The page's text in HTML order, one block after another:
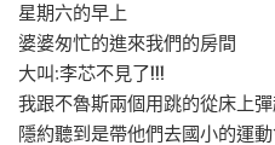
星期六的早上
婆婆匆忙的進來我們的房間
大叫:李芯不見了!!!
我跟不魯斯兩個用跳的從床上
隱約聽到是帶他們去國小的運